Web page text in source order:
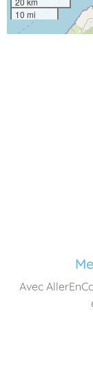
10 mi
Avec